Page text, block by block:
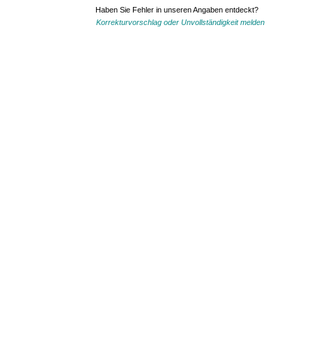
Haben Sie Fehler in unseren Angaben entdeckt?
Korrekturvorschlag oder Unvollständigkeit melden